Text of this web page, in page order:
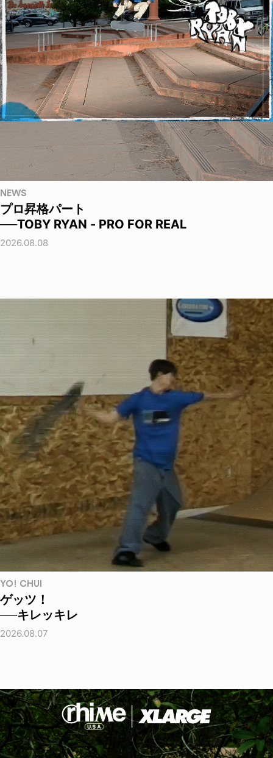
NEWS
プロ昇格パート
──TOBY RYAN - PRO FOR REAL
2026.08.08
YO! CHUI
ゲッツ！
──キレッキレ
2026.08.07